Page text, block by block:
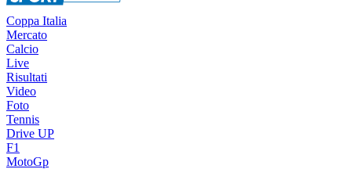
Coppa Italia
Mercato
Calcio
Live
Risultati
Video
Foto
Tennis
Drive UP
F1
MotoGp